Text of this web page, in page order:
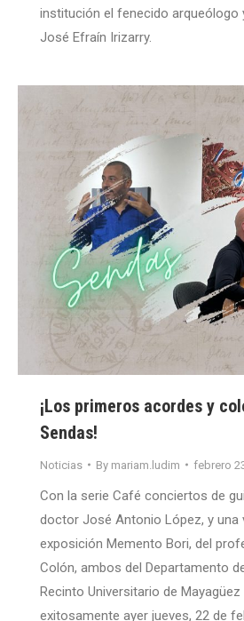
institución el fenecido arqueólogo
José Efraín Irizarry.
¡Los primeros acordes y
Sendas!
Noticias By mariam.ludim febrero
Con la serie Café conciertos de
doctor José Antonio López, y una
exposición Memento Bori, del
Colón, ambos del Departamento
Recinto Universitario de Mayagüez
exitosamente ayer jueves, 22 de